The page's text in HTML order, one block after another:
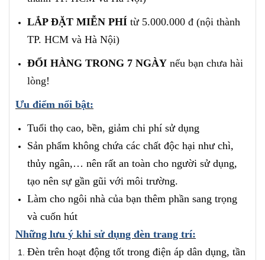
LẮP ĐẶT MIỄN PHÍ từ 5.000.000 đ (nội thành
TP. HCM và Hà Nội)
ĐỔI HÀNG TRONG 7 NGÀY nếu bạn chưa hài
lòng!
Ưu điểm nổi bật:
Tuổi thọ cao, bền, giảm chi phí sử dụng
Sản phẩm không chứa các chất độc hại như chì,
thủy ngân,… nên rất an toàn cho người sử dụng,
tạo nên sự gần gũi với môi trường.
Làm cho ngôi nhà của bạn thêm phần sang trọng
và cuốn hút
Những lưu ý khi sử dụng đèn trang trí:
Đèn trên hoạt động tốt trong điện áp dân dụng, tần